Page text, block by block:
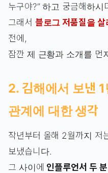
누구야?” 하고 궁금해하시
그래서 블로그 저품질을 살
전에,
잠깐 제 근황과 소개를 먼
2. 김해에서 보낸
관계에 대한 생각
작년부터 올해 2월까지 저
보냈습니다.
그 사이에 인플루언서 두 분